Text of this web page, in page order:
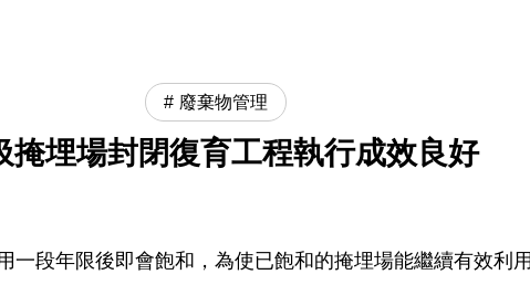
廢棄物管理
掩埋場封閉復育工程執行成效良好
一段年限後即會飽和，為使已飽和的掩埋場能繼續有效利